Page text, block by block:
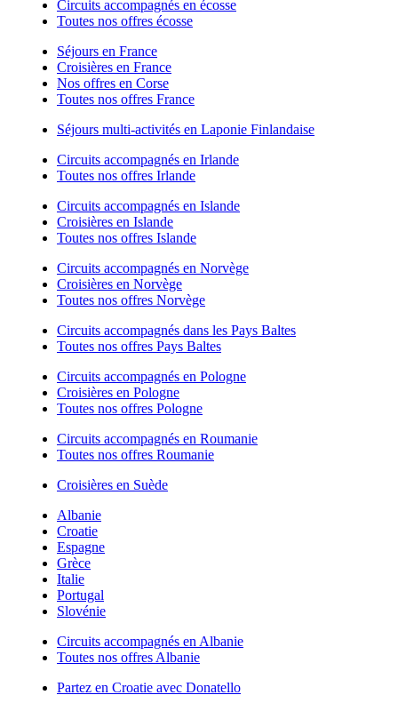
Circuits accompagnés en écosse
Toutes nos offres écosse
Séjours en France
Croisières en France
Nos offres en Corse
Toutes nos offres France
Séjours multi-activités en Laponie Finlandaise
Circuits accompagnés en Irlande
Toutes nos offres Irlande
Circuits accompagnés en Islande
Croisières en Islande
Toutes nos offres Islande
Circuits accompagnés en Norvège
Croisières en Norvège
Toutes nos offres Norvège
Circuits accompagnés dans les Pays Baltes
Toutes nos offres Pays Baltes
Circuits accompagnés en Pologne
Croisières en Pologne
Toutes nos offres Pologne
Circuits accompagnés en Roumanie
Toutes nos offres Roumanie
Croisières en Suède
Albanie
Croatie
Espagne
Grèce
Italie
Portugal
Slovénie
Circuits accompagnés en Albanie
Toutes nos offres Albanie
Partez en Croatie avec Donatello